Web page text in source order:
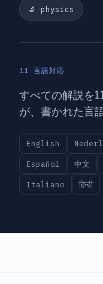
🔬 physics
11 言語対応
すべての解説を
が、書かれた言
English
Español 中文
Italiano हिन्दी